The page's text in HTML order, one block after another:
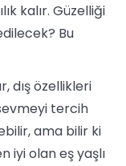
kalır. Güzelliği
Bu
dış özellikleri
tercih
ama bilir ki
iyi olan eş yaşlı